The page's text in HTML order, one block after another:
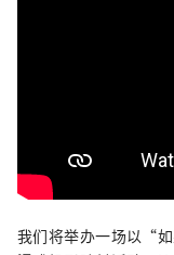
我们将举办一场以“